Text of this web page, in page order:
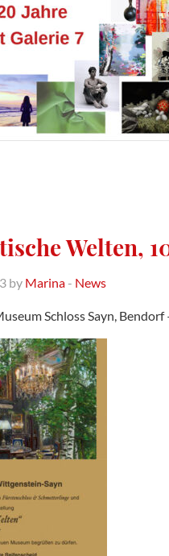
Welten,
by Marina - News
Schloss Sayn, Bendorf